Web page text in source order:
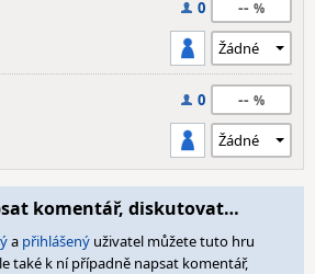
0 --
0 --
komentář, diskutovat…
a přihlášený uživatel můžete tuto hru
také k ní případně napsat komentář,